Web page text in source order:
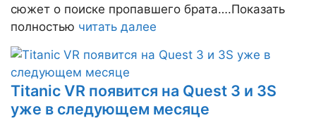
сюжет о поиске пропавшего брата….Показать
полностью читать далее
Titanic VR появится на Quest 3 и 3S
уже в следующем месяце